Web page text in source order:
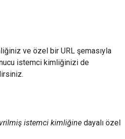
ve özel bir URL şemasıyla
istemci kimliğinizi de
istemci kimliğine dayalı özel